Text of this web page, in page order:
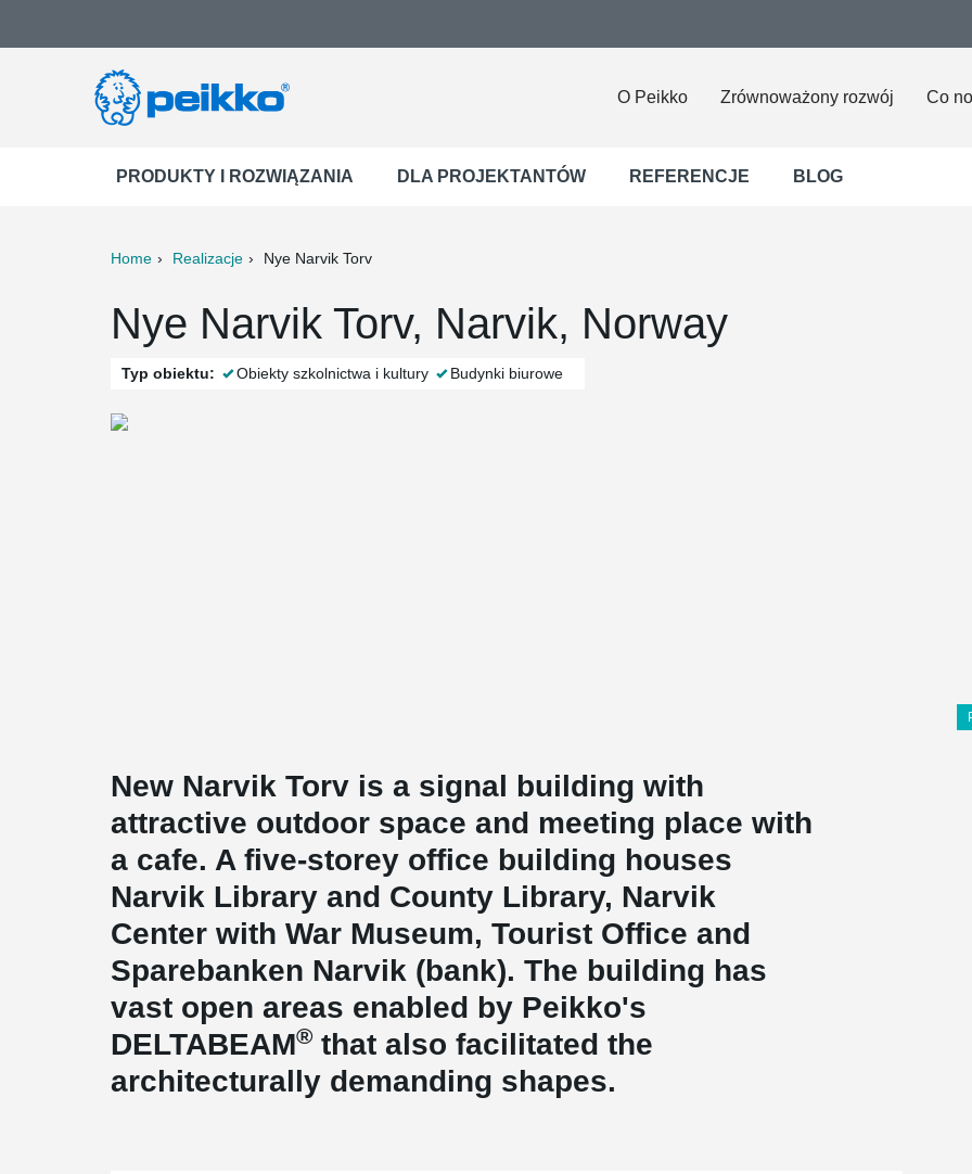
O Peikko Zrównoważony rozwój Co
PRODUKTY I ROZWIĄZANIA DLA PROJEKTANTÓW REFERENCJE BLOG
Home Realizacje Nye Narvik Torv
Nye Narvik Torv, Narvik, Norway
Typ obiektu: Obiekty szkolnictwa i kultury Budynki biurowe
New Narvik Torv is a signal building with
attractive outdoor space and meeting place with
a cafe. A five-storey office building houses
Narvik Library and County Library, Narvik
Center with War Museum, Tourist Office and
Sparebanken Narvik (bank). The building has
vast open areas enabled by Peikko's
DELTABEAM® that also facilitated the
architecturally demanding shapes.